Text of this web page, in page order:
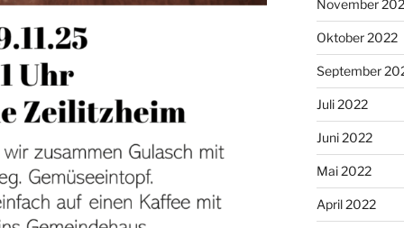
November
Oktober 2022
September
Juli 2022
Juni 2022
Mai 2022
April 2022